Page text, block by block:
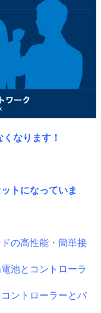
なります！
トになっていま
の高性能・簡単接
池とコントローラ
ントローラーとバ